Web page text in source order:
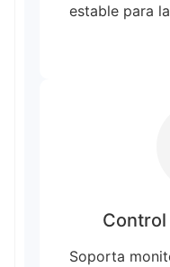
estable para
Soporta